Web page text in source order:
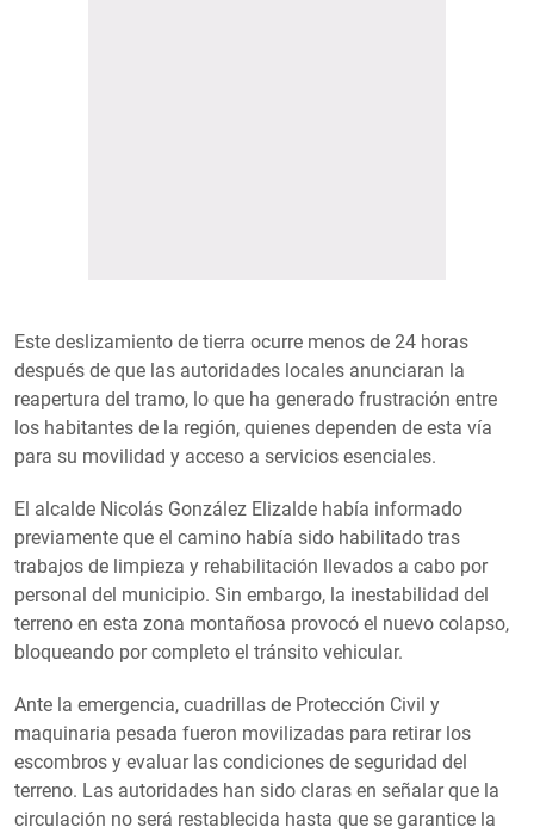
Este deslizamiento de tierra ocurre menos de 24 horas
después de que las autoridades locales anunciaran la
reapertura del tramo, lo que ha generado frustración entre
los habitantes de la región, quienes dependen de esta vía
para su movilidad y acceso a servicios esenciales.
El alcalde Nicolás González Elizalde había informado
previamente que el camino había sido habilitado tras
trabajos de limpieza y rehabilitación llevados a cabo por
personal del municipio. Sin embargo, la inestabilidad del
terreno en esta zona montañosa provocó el nuevo colapso,
bloqueando por completo el tránsito vehicular.
Ante la emergencia, cuadrillas de Protección Civil y
maquinaria pesada fueron movilizadas para retirar los
escombros y evaluar las condiciones de seguridad del
terreno. Las autoridades han sido claras en señalar que la
circulación no será restablecida hasta que se garantice la